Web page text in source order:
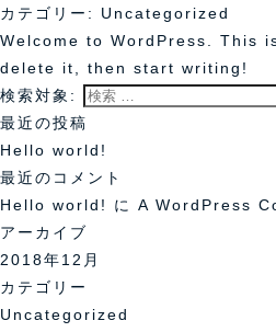
カテゴリー:
Uncategorized
Welcome to WordPress. This
delete it, then start writing!
検索対象:
最近の投稿
Hello world!
最近のコメント
Hello world!
に A WordPress
アーカイブ
2018年12月
カテゴリー
Uncategorized